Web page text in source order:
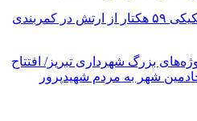
آماده‌سازی نقشه‌های تفکیکی ۵۹ هکتار از ارتش در کمربندی
بزرگ شهرداری تبریز/ افتتاح
شهر به مردم شهیدپرور